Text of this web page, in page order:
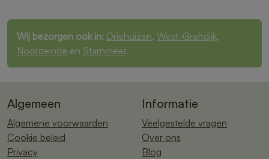
Wij bezorgen ook in: Driehuizen, West-Graftdijk,
Noordeinde en Starnmeer.
Algemeen
Algemene voorwaarden
Cookie beleid
Privacy
Informatie
Veelgestelde vragen
Over ons
Blog